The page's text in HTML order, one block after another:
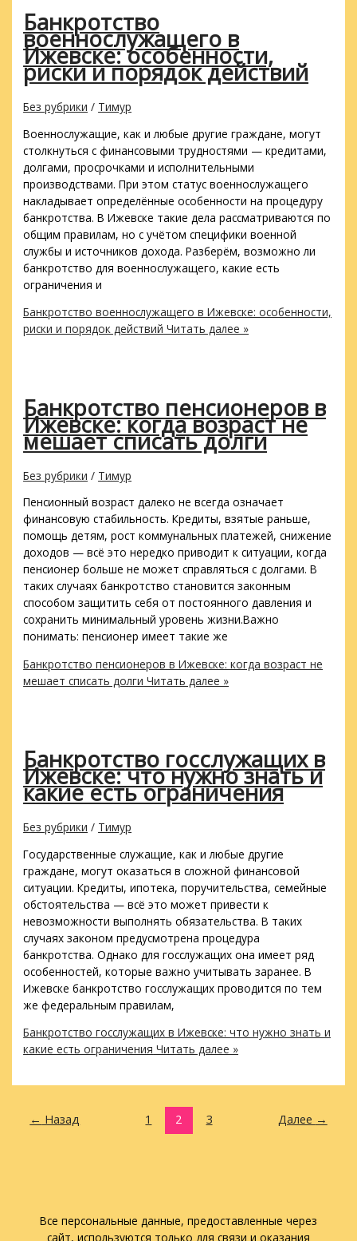
Банкротство
военнослужащего в
Ижевске: особенности,
риски и порядок действий
Без рубрики / Тимур
Военнослужащие, как и любые другие граждане, могут
столкнуться с финансовыми трудностями — кредитами,
долгами, просрочками и исполнительными
производствами. При этом статус военнослужащего
накладывает определённые особенности на процедуру
банкротства. В Ижевске такие дела рассматриваются по
общим правилам, но с учётом специфики военной
службы и источников дохода. Разберём, возможно ли
банкротство для военнослужащего, какие есть
ограничения и
Банкротство военнослужащего в Ижевске: особенности,
риски и порядок действий Читать далее »
Банкротство пенсионеров в
Ижевске: когда возраст не
мешает списать долги
Без рубрики / Тимур
Пенсионный возраст далеко не всегда означает
финансовую стабильность. Кредиты, взятые раньше,
помощь детям, рост коммунальных платежей, снижение
доходов — всё это нередко приводит к ситуации, когда
пенсионер больше не может справляться с долгами. В
таких случаях банкротство становится законным
способом защитить себя от постоянного давления и
сохранить минимальный уровень жизни.Важно
понимать: пенсионер имеет такие же
Банкротство пенсионеров в Ижевске: когда возраст не
мешает списать долги Читать далее »
Банкротство госслужащих в
Ижевске: что нужно знать и
какие есть ограничения
Без рубрики / Тимур
Государственные служащие, как и любые другие
граждане, могут оказаться в сложной финансовой
ситуации. Кредиты, ипотека, поручительства, семейные
обстоятельства — всё это может привести к
невозможности выполнять обязательства. В таких
случаях законом предусмотрена процедура
банкротства. Однако для госслужащих она имеет ряд
особенностей, которые важно учитывать заранее. В
Ижевске банкротство госслужащих проводится по тем
же федеральным правилам,
Банкротство госслужащих в Ижевске: что нужно знать и
какие есть ограничения Читать далее »
← Назад 1 2 3 Далее →
Все персональные данные, предоставленные через
сайт, используются только для связи и оказания